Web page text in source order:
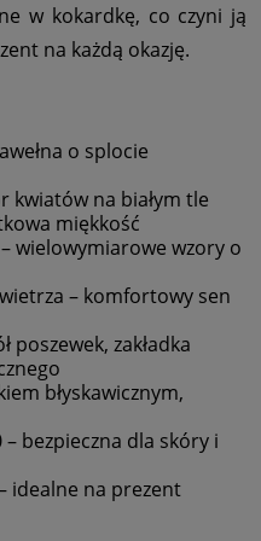
w kokardkę, co czyni ją
na każdą okazję.
o splocie
kwiatów na białym tle
miękkość
wielowymiarowe wzory o
– komfortowy sen
poszewek, zakładka
błyskawicznym,
– bezpieczna dla skóry i
idealne na prezent